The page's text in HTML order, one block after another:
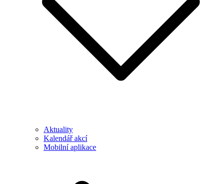
Aktuality
Kalendář akcí
Mobilní aplikace